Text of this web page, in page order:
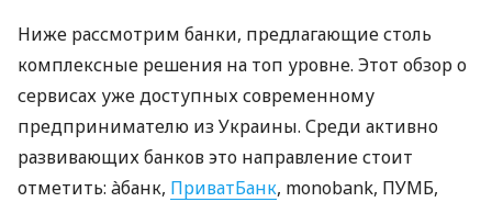
Ниже рассмотрим банки, предлагающие столь
комплексные решения на топ уровне. Этот обзор о
сервисах уже доступных современному
предпринимателю из Украины. Среди активно
развивающих банков это направление стоит
отметить: àбанк, ПриватБанк, monobank, ПУМБ,